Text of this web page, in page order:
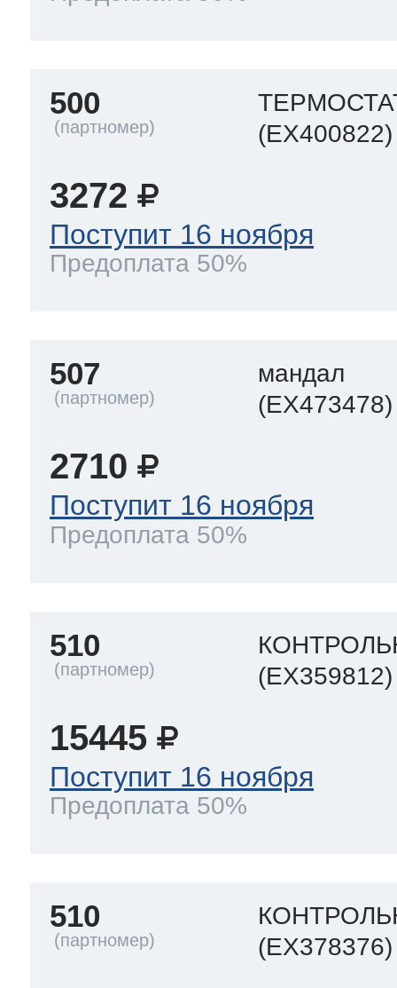
500
(EX400822)
3272
Поступит 16 ноября
Предоплата 50%
507
мандал
(EX473478)
2710
Поступит 16 ноября
Предоплата 50%
510
(EX359812)
15445
Поступит 16 ноября
Предоплата 50%
510
(EX378376)